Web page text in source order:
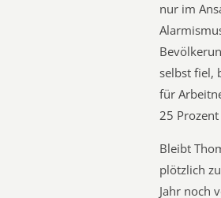
nur im
selbst fiel,
für
25
Bleibt
plötzlich
Jahr noch